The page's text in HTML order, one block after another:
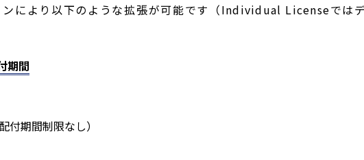
により以下のような拡張が可能です（Individual Licenseでは
期間
期間制限なし）